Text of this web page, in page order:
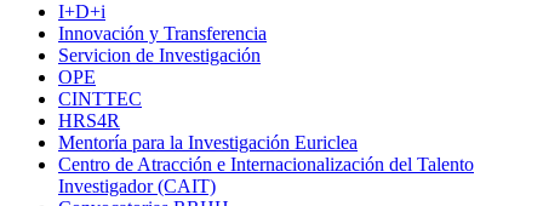
I+D+i
Innovación y Transferencia
Servicion de Investigación
OPE
CINTTEC
HRS4R
Mentoría para la Investigación Euriclea
Centro de Atracción e Internacionalización del Talento
Investigador (CAIT)